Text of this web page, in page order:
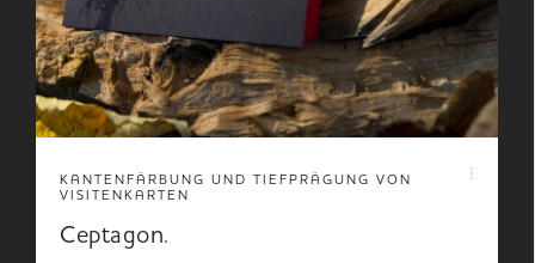
KANTENFÄRBUNG UND TIEFPRÄGUNG VON
VISITENKARTEN
Ceptagon.